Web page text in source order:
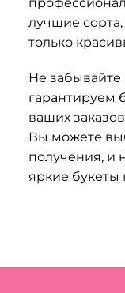
лучшие
только
Не забывайте
гарантируем
ваших
Вы можете
получения, и
яркие букеты